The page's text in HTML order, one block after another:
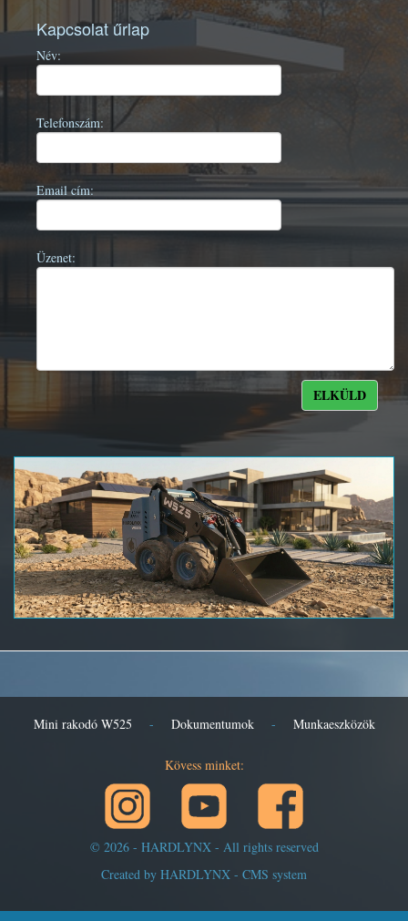
Kapcsolat űrlap
Név:
Telefonszám:
Email cím:
Üzenet:
Mini rakodó W525 - Dokumentumok- Munkaeszközök
Kövess minket:
© 2026 - HARDLYNX - All rights reserved
Created by HARDLYNX - CMS system